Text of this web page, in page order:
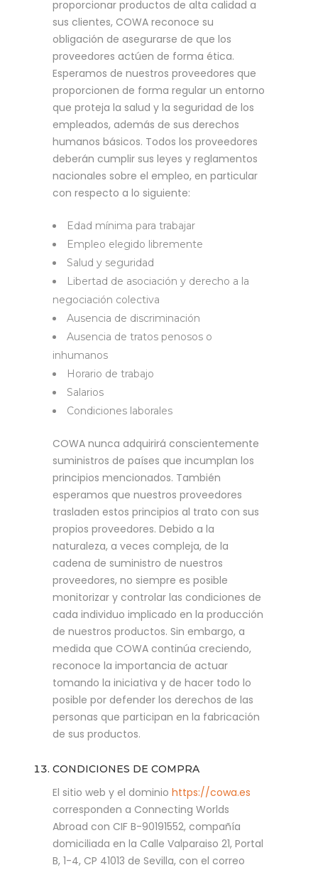
proporcionar productos de alta calidad a
sus clientes, COWA reconoce su
obligación de asegurarse de que los
proveedores actúen de forma ética.
Esperamos de nuestros proveedores que
proporcionen de forma regular un entorno
que proteja la salud y la seguridad de los
empleados, además de sus derechos
humanos básicos. Todos los proveedores
deberán cumplir sus leyes y reglamentos
nacionales sobre el empleo, en particular
con respecto a lo siguiente:
Edad mínima para trabajar
Empleo elegido libremente
Salud y seguridad
Libertad de asociación y derecho a la
negociación colectiva
Ausencia de discriminación
Ausencia de tratos penosos o
inhumanos
Horario de trabajo
Salarios
Condiciones laborales
COWA nunca adquirirá conscientemente
suministros de países que incumplan los
principios mencionados. También
esperamos que nuestros proveedores
trasladen estos principios al trato con sus
propios proveedores. Debido a la
naturaleza, a veces compleja, de la
cadena de suministro de nuestros
proveedores, no siempre es posible
monitorizar y controlar las condiciones de
cada individuo implicado en la producción
de nuestros productos. Sin embargo, a
medida que COWA continúa creciendo,
reconoce la importancia de actuar
tomando la iniciativa y de hacer todo lo
posible por defender los derechos de las
personas que participan en la fabricación
de sus productos.
CONDICIONES DE COMPRA
El sitio web y el dominio https://cowa.es
corresponden a Connecting Worlds
Abroad con CIF B-90191552, compañía
domiciliada en la Calle Valparaiso 21, Portal
B, 1-4, CP 41013 de Sevilla, con el correo